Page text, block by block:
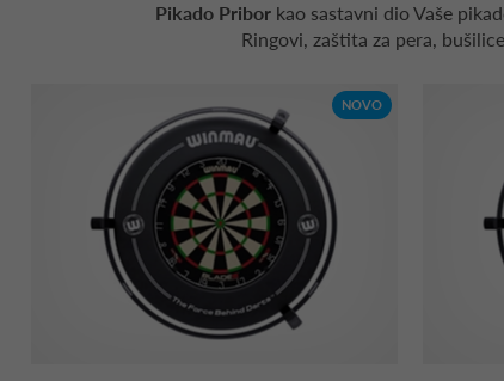
Pikado Priborkao sastavni dio Vaše
Ringovi, zaštita za pera,
NOVO